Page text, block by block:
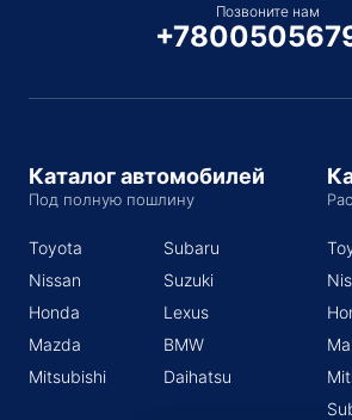
Позвоните нам
Каталог автомобилей
Под полную пошлину
Toyota
Nissan
Honda
Mazda
Mitsubishi
Subaru
Suzuki
Lexus
BMW
Daihatsu